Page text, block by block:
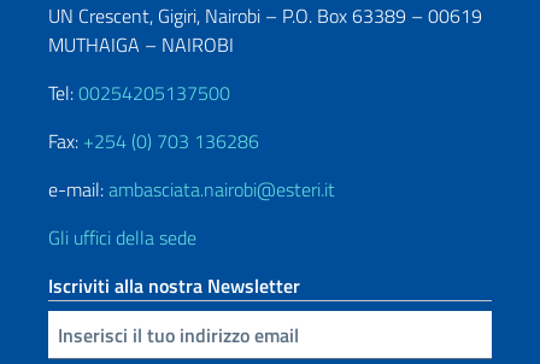
UN Crescent, Gigiri, Nairobi – P.O. Box 63389 – 00619
MUTHAIGA – NAIROBI
Tel:00254205137500
Fax: +254 (0) 703 136286
e-mail:ambasciata.nairobi@esteri.it
Gli uffici della sede
Iscriviti alla nostra Newsletter
Inserisci la tua email